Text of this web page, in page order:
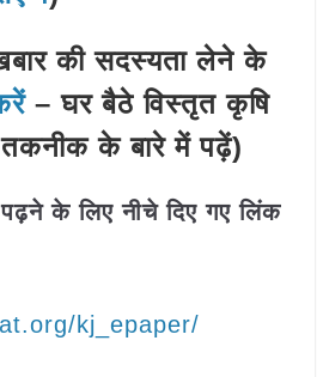
की सदस्यता लेने के
– घर बैठे विस्तृत कृषि
तकनीक के बारे में पढ़ें)
के लिए नीचे दिए गए लिंक
kj_epaper/